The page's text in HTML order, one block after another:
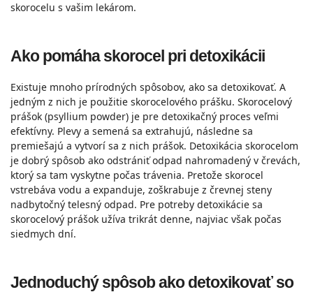
skorocelu s vašim lekárom.
Ako pomáha skorocel pri detoxikácii
Existuje mnoho prírodných spôsobov, ako sa detoxikovať. A
jedným z nich je použitie skorocelového prášku. Skorocelový
prášok (psyllium powder) je pre detoxikačný proces veľmi
efektívny. Plevy a semená sa extrahujú, následne sa
premiešajú a vytvorí sa z nich prášok. Detoxikácia skorocelom
je dobrý spôsob ako odstrániť odpad nahromadený v črevách,
ktorý sa tam vyskytne počas trávenia. Pretože skorocel
vstrebáva vodu a expanduje, zoškrabuje z črevnej steny
nadbytočný telesný odpad. Pre potreby detoxikácie sa
skorocelový prášok užíva trikrát denne, najviac však počas
siedmych dní.
Jednoduchý spôsob ako detoxikovať so